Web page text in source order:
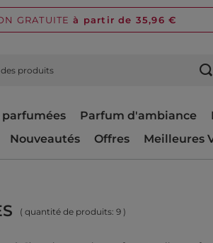
GRATUITE à partir de 35,96 €
parfumées Parfum d'ambiance
Nouveautés Offres Meilleures
( quantité de produits: 9 )